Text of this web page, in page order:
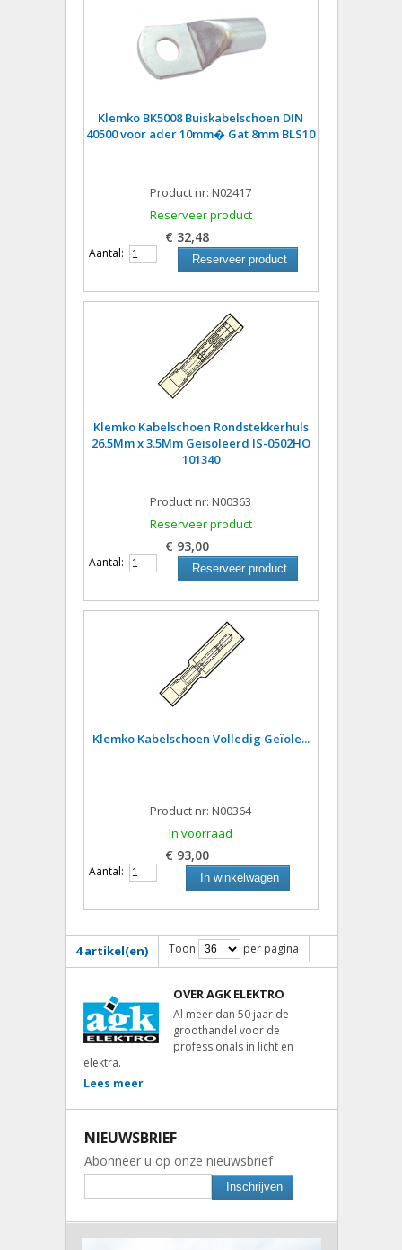
Klemko BK5008 Buiskabelschoen DIN
40500 voor ader 10mm� Gat 8mm BLS10
Product nr: N02417
Reserveer product
€ 32,48
Aantal: Reserveer product
Klemko Kabelschoen Rondstekkerhuls
26.5Mm x 3.5Mm Geisoleerd IS-0502HO
101340
Product nr: N00363
Reserveer product
€ 93,00
Aantal: Reserveer product
Klemko Kabelschoen Volledig Geïole...
Product nr: N00364
In voorraad
€ 93,00
Aantal: In winkelwagen
4 artikel(en) Toon per pagina
OVER AGK ELEKTRO
Al meer dan 50 jaar de
groothandel voor de
professionals in licht en
elektra.
Lees meer
NIEUWSBRIEF
Abonneer u op onze nieuwsbrief
Inschrijven